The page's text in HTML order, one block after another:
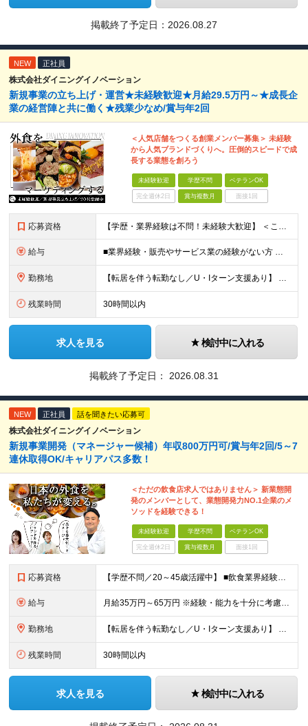
掲載終了予定日： 2026.08.27
NEW 正社員
株式会社ダイニングイノベーション
新規事業の立ち上げ・運営★未経験歓迎★月給29.5万円～★成長企
業の経営陣と共に働く★残業少なめ/賞与年2回
＜人気店舗をつくる創業メンバー募集＞ 未経験
から人気ブランドづくりへ。圧倒的スピードで成
長する業態を創ろう
未経験歓迎 学歴不問 ベテランOK
完全週休2日 賞与複数月 面接1回
応募資格 【学歴・業界経験は不問！未経験大歓迎】 ＜こんな方、大歓迎！＞ ・新しいことにイチから挑戦し、ワクワクする熱量を味わいたい方 ・毎日同じことの繰り返しから抜け出したい方 ・新しいブランドづくりに興味
給与 ■業界経験・販売やサービス業の経験がない方 月給29.5万円～ ※固定残業手当（51,937円～/月30時間分）、固定深夜割増手当（3,463円～月10時間分） ■外食業界で店長・副店長等の経験をお
勤務地 【転居を伴う転勤なし／U・Iターン支援あり】 本社（恵比寿）または当社が運営する東京都内の直営店舗での勤務 ※配属先は経験・希望・プロジェクト内容を踏まえて決定します。 ★社宅・引越支援制度あり（
残業時間 30時間以内
求人を見る 検討中に入れる
掲載終了予定日： 2026.08.31
NEW 正社員 話を聞きたい応募可
株式会社ダイニングイノベーション
新規事業開発（マネージャー候補）年収800万円可/賞与年2回/5～7
連休取得OK/キャリアパス多数！
＜ただの飲食店求人ではありません＞ 新業態開
発のメンバーとして、業態開発力NO.1企業のメ
ソッドを経験できる！
未経験歓迎 学歴不問 ベテランOK
完全週休2日 賞与複数月 面接1回
応募資格 【学歴不問／20～45歳活躍中】 ■飲食業界経験および販売／サービスの経験がある方を歓迎します 例えば「もっとこうすれば売れるのに」というアイデアを形にしたい方、経営陣に近いポジションでビジネスを
給与 月給35万円～65万円 ※経験・能力を十分に考慮し決定。 ※月給35万円～48万円までは非管理職となりますので、 上記月給には、月30時間分の固定残業代（61,620円～84,508円）および月10
勤務地 【転居を伴う転勤なし／U・Iターン支援あり】 本社（恵比寿）または当社が運営する東京都内の直営店舗での勤務 ※配属先は経験・希望・プロジェクト内容を踏まえて決定します。 ★社宅・引越支援制度あり（
残業時間 30時間以内
求人を見る 検討中に入れる